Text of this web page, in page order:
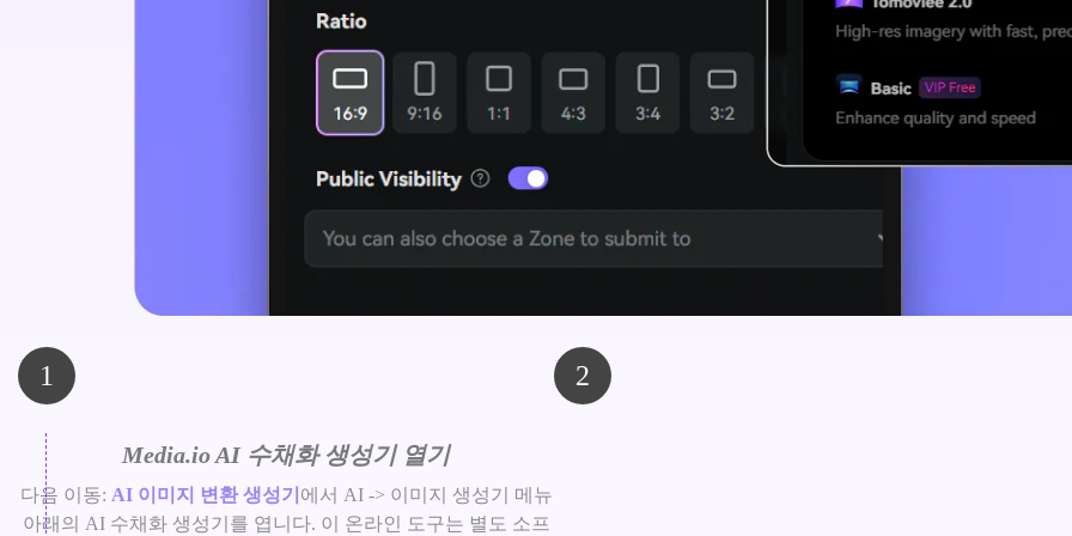
1 2
Media.io AI 수채화 생성기 열기
다음 이동: AI 이미지 변환 생성기 에서 AI -> 이미지 생성기 메뉴
아래의 AI 수채화 생성기를 엽니다. 이 온라인 도구는 별도 소프